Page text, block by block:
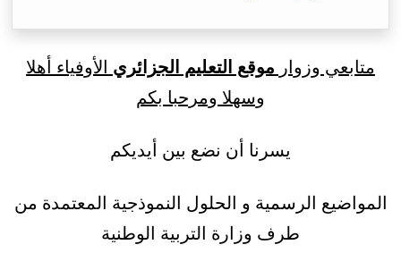
متابعي وزوار موقع التعليم الجزائري الأوفياء أهلا
وسهلا ومرحبا بكم
يسرنا أن نضع بين أيديكم
المواضيع الرسمية و الحلول النموذجية المعتمدة من
طرف وزارة التربية الوطنية